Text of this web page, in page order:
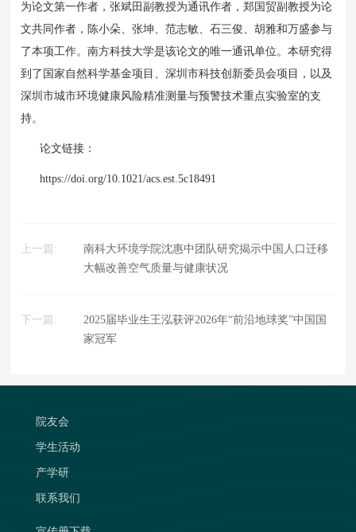
为论文第一作者，张斌田副教授为通讯作者，郑国贸副教授为论
文共同作者，陈小朵、张坤、范志敏、石三俊、胡雅和万盛参与
了本项工作。南方科技大学是该论文的唯一通讯单位。本研究得
到了国家自然科学基金项目、深圳市科技创新委员会项目，以及
深圳市城市环境健康风险精准测量与预警技术重点实验室的支
持。
论文链接：
https://doi.org/10.1021/acs.est.5c18491
上一篇:
南科大环境学院沈惠中团队研究揭示中国人口迁移
大幅改善空气质量与健康状况
下一篇:
2025届毕业生王泓获评2026年“前沿地球奖”中国国
家冠军
院友会
学生活动
产学研
联系我们